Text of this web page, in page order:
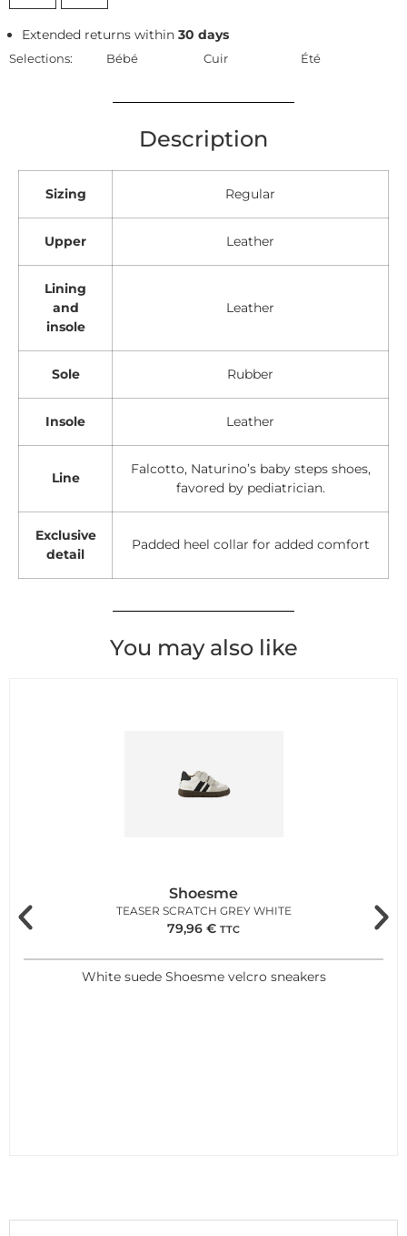
Extended returns within30 days
Selections: Bébé Cuir Été
Description
Sizing Regular
Upper Leather
Lining
and
insole
Leather
Sole Rubber
Insole Leather
Line
Falcotto, Naturino’s baby steps shoes,
favored by pediatrician.
Exclusive
detail
Padded heel collar for added comfort
You may also like
Shoesme
TEASER SCRATCH GREY WHITE
79,96 € TTC
White suede Shoesme velcro sneakers